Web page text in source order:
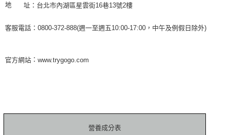
地 址：台北市內湖區星雲街16巷13號2樓
客服電話：0800-372-888(週一至週五10:00-17:00，中午及例假日除外)
官方網站 ： www.trygogo.com
營養成分表